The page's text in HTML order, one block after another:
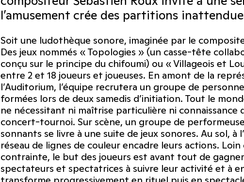
l’amusement crée des partitions
Soit une ludothèque sonore, imaginée par le
Des jeux nommés « Topologies » (un casse-tête
conçu sur le principe du chifoumi) ou « Villageois et
entre 2 et 18 joueurs et joueuses. En amont de la
l’Auditorium, l’équipe recrutera un groupe de
formées lors de deux samedis d’initiation. Tout le
ne nécessitant ni maîtrise particulière ni connaissance
concert-tournoi. Sur scène, un groupe de
sonnants se livre à une suite de jeux sonores. Au sol,
réseau de lignes de couleur encadre leurs actions.
contrainte, le but des joueurs est avant tout de
spectateurs et spectatrices à suivre leur activité et à